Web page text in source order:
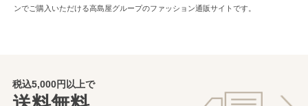
ンでご購入いただける高島屋グループのファッション通販サイトです。
税込5,000円以上で